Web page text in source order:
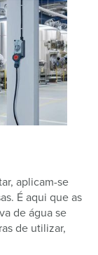
aplicam-se
É aqui que as
de água se
de utilizar,